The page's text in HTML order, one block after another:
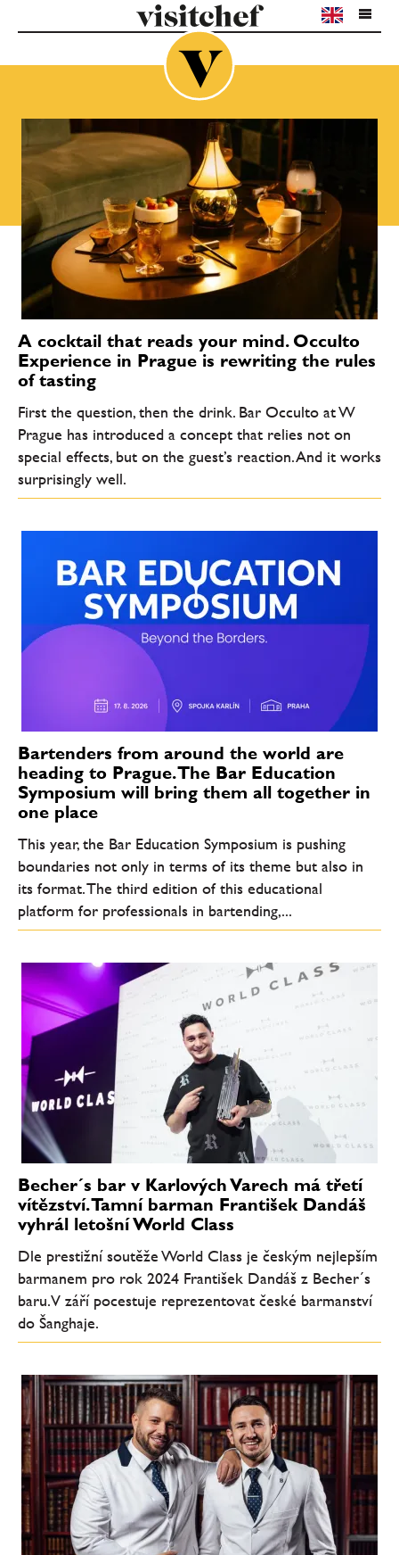
A cocktail that reads your mind. Occulto
Experience in Prague is rewriting the rules
of tasting
First the question, then the drink. Bar Occulto at W
Prague has introduced a concept that relies not on
special effects, but on the guest’s reaction. And it works
surprisingly well.
Bartenders from around the world are
heading to Prague. The Bar Education
Symposium will bring them all together in
one place
This year, the Bar Education Symposium is pushing
boundaries not only in terms of its theme but also in
its format. The third edition of this educational
platform for professionals in bartending,...
Becher´s bar v Karlových Varech má třetí
vítězství. Tamní barman František Dandáš
vyhrál letošní World Class
Dle prestižní soutěže World Class je českým nejlepším
barmanem pro rok 2024 František Dandáš z Becher´s
baru. V září pocestuje reprezentovat české barmanství
do Šanghaje.